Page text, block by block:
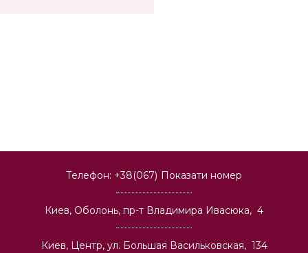
Телефон: +38(067) Показати номер
Киев, Оболонь, пр-т Владимира Ивасюка, 4
Киев, Центр, ул. Большая Васильковская, 134